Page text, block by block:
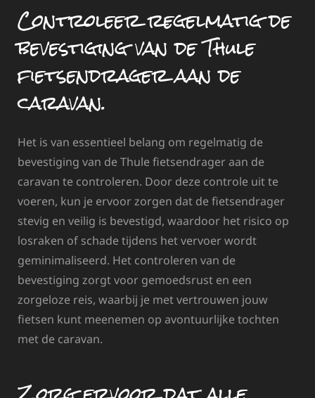
Controleer regelmatig de
bevestiging van de Thule
fietsendrager aan de
caravan.
Het is van essentieel belang om regelmatig de
bevestiging van de Thule fietsendrager aan de
caravan te controleren. Door deze controle uit te
voeren, kun je ervoor zorgen dat de fietsendrager
stevig en veilig is bevestigd, waardoor het risico op
losraken of schade tijdens het vervoer wordt
geminimaliseerd. Het controleren van de
bevestiging zorgt voor gemoedsrust en een
zorgeloze reis, waarbij je met vertrouwen jouw
fietsen kunt meenemen op avontuurlijke tochten
met de caravan.